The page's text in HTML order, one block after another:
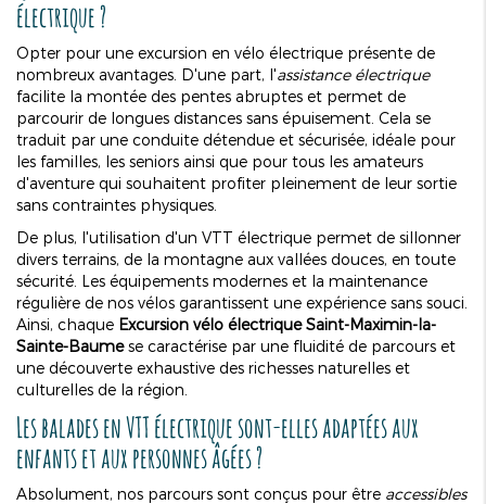
électrique ?
Opter pour une excursion en vélo électrique présente de
nombreux avantages. D'une part, l'assistance électrique
facilite la montée des pentes abruptes et permet de
parcourir de longues distances sans épuisement. Cela se
traduit par une conduite détendue et sécurisée, idéale pour
les familles, les seniors ainsi que pour tous les amateurs
d'aventure qui souhaitent profiter pleinement de leur sortie
sans contraintes physiques.
De plus, l'utilisation d'un VTT électrique permet de sillonner
divers terrains, de la montagne aux vallées douces, en toute
sécurité. Les équipements modernes et la maintenance
régulière de nos vélos garantissent une expérience sans souci.
Ainsi, chaque Excursion vélo électrique Saint-Maximin-la-
Sainte-Baumese caractérise par une fluidité de parcours et
une découverte exhaustive des richesses naturelles et
culturelles de la région.
Les balades en VTT électrique sont-elles adaptées aux
enfants et aux personnes âgées ?
Absolument, nos parcours sont conçus pour être accessibles